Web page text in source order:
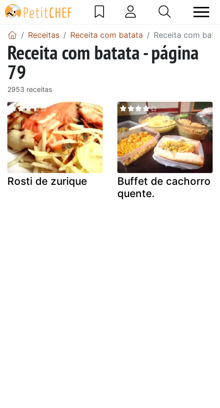
Receitas Receita com batata Receita com
Receita com batata - página
79
2953 receitas
Rosti de zurique
Buffet de cachorro
quente.